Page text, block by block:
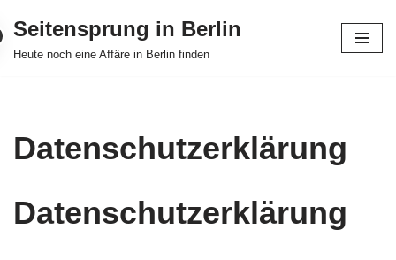
Zum
Seitensprung in Berlin
Heute noch eine Affäre in Berlin finden
Datenschutzerklärung
Datenschutzerklärung